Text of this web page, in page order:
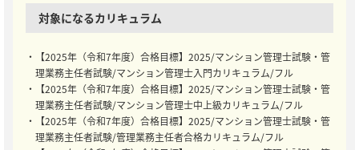
対象になるカリキュラム
・【2025年（令和7年度）合格目標】2025/マンション管理士試験・管
理業務主任者試験/マンション管理士入門カリキュラム/フル
・【2025年（令和7年度）合格目標】2025/マンション管理士試験・管
理業務主任者試験/マンション管理士中上級カリキュラム/フル
・【2025年（令和7年度）合格目標】2025/マンション管理士試験・管
理業務主任者試験/管理業務主任者合格カリキュラム/フル